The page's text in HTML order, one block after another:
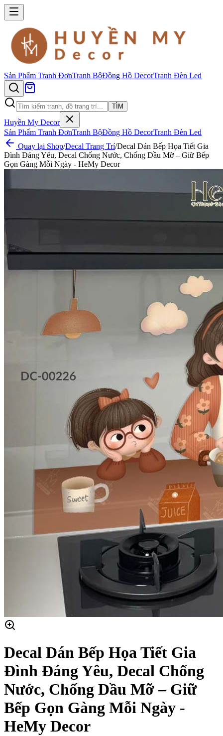
Sản Phẩm Tranh ĐơnTranh BộĐồng Hồ DecorTranh Đèn Led
TÌM
Huyền My Decor
Sản Phẩm Tranh ĐơnTranh BộĐồng Hồ DecorTranh Đèn Led
Quay lại Shop/Decal Trang Trí/Decal Dán Bếp Họa Tiết Gia
Đình Đáng Yêu, Decal Chống Nước, Chống Dầu Mỡ – Giữ Bếp
Gọn Gàng Mỗi Ngày - HeMy Decor
Decal Dán Bếp Họa Tiết Gia
Đình Đáng Yêu, Decal Chống
Nước, Chống Dầu Mỡ – Giữ
Bếp Gọn Gàng Mỗi Ngày -
HeMy Decor